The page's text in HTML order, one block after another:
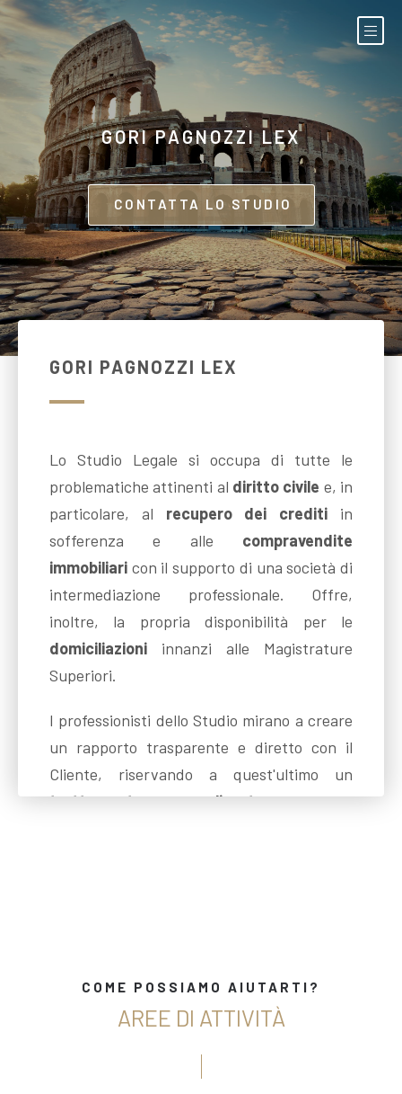
GORI PAGNOZZI LEX
CONTATTA LO STUDIO
GORI PAGNOZZI LEX
Lo Studio Legale si occupa di tutte le
problematiche attinenti al diritto civile e, in
particolare, al recupero dei crediti in
sofferenza e alle compravendite
immobiliari con il supporto di una società di
intermediazione professionale. Offre,
inoltre, la propria disponibilità per le
domiciliazioni innanzi alle Magistrature
Superiori.
I professionisti dello Studio mirano a creare
un rapporto trasparente e diretto con il
Cliente, riservando a quest'ultimo un
trattamento personalizzato, finalizzato
COME POSSIAMO AIUTARTI?
AREE DI ATTIVITÀ